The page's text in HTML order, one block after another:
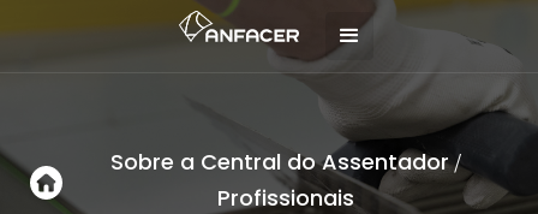
Sobre a Central do Assentador/
Profissionais